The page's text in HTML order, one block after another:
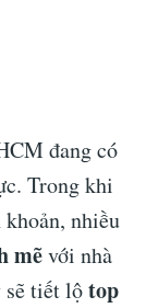
đang có
Trong khi
nhiều
mẽvới nhà
sẽ tiết lộtop